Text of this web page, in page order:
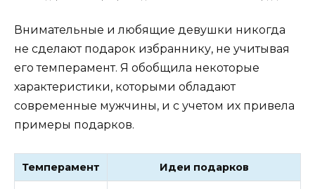
Внимательные и любящие девушки никогда
не сделают подарок избраннику, не учитывая
его темперамент. Я обобщила некоторые
характеристики, которыми обладают
современные мужчины, и с учетом их привела
примеры подарков.
Темперамент Идеи подарков